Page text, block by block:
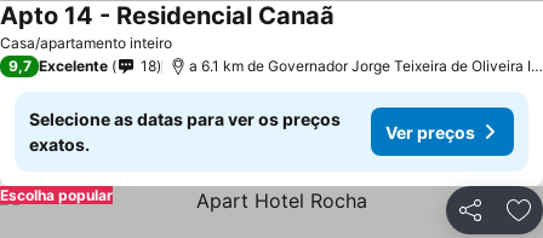
Casa/apartamento inteiro
Apto 14 - Residencial Canaã
9,7 Excelente 18 a 6.1 km de Governador Jorge Teixeira de Oliveira
Selecione as datas para ver os preços
exatos.
Ver preços
Partilhar
Escolha popular